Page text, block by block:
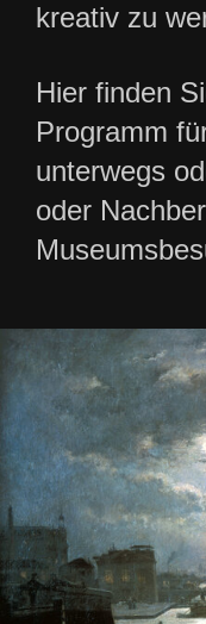
kreativ zu
Hier finden
Programm
unterwegs
oder